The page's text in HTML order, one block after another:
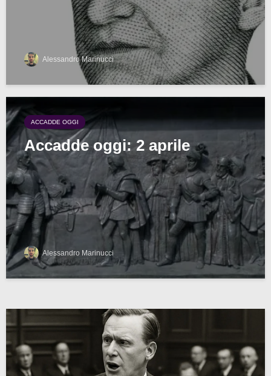
Alessandro Marinucci
ACCADDE OGGI
Accadde oggi: 2 aprile
Alessandro Marinucci